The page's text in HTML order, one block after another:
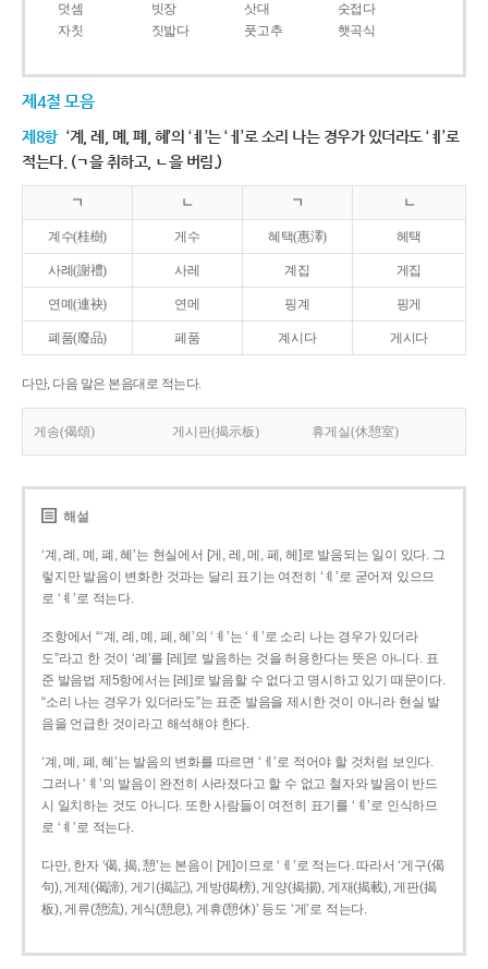
덧셈
빗장 삿대
숫접다
자칫
짓밟다 풋고추 햇곡식
제4절 모음
제8항 ‘계, 례, 몌, 폐, 혜’의 ‘ㅖ’는 ‘ㅔ’로 소리 나는 경우가 있더라도 ‘ㅖ’로
적는다. (ㄱ을 취하고, ㄴ을 버림.)
ㄱ ㄴ ㄱ ㄴ
계수(桂樹) 게수 혜택(惠澤) 헤택
사례(謝禮) 사레 계집 게집
연몌(連袂) 연메 핑계 핑게
폐품(廢品) 페품 계시다 게시다
다만, 다음 말은 본음대로 적는다.
게송(偈頌) 게시판(揭示板) 휴게실(休憩室)
해설
‘계, 례, 몌, 폐, 혜’는 현실에서 [게, 레, 메, 페, 헤]로 발음되는 일이 있다. 그
렇지만 발음이 변화한 것과는 달리 표기는 여전히 ‘ㅖ’로 굳어져 있으므
로 ‘ㅖ’로 적는다.
조항에서 “‘계, 례, 몌, 폐, 혜’의 ‘ㅖ’는 ‘ㅔ’로 소리 나는 경우가 있더라
도”라고 한 것이 ‘례’를 [레]로 발음하는 것을 허용한다는 뜻은 아니다. 표
준 발음법 제5항에서는 [레]로 발음할 수 없다고 명시하고 있기 때문이다.
“소리 나는 경우가 있더라도”는 표준 발음을 제시한 것이 아니라 현실 발
음을 언급한 것이라고 해석해야 한다.
‘계, 몌, 폐, 혜’는 발음의 변화를 따르면 ‘ㅔ’로 적어야 할 것처럼 보인다.
그러나 ‘ㅖ’의 발음이 완전히 사라졌다고 할 수 없고 철자와 발음이 반드
시 일치하는 것도 아니다. 또한 사람들이 여전히 표기를 ‘ㅖ’로 인식하므
로 ‘ㅖ’로 적는다.
다만, 한자 ‘偈, 揭, 憩’는 본음이 [게]이므로 ‘ㅔ’로 적는다. 따라서 ‘게구(偈
句), 게제(偈諦), 게기(揭記), 게방(揭榜), 게양(揭揚), 게재(揭載), 게판(揭
板), 게류(憩流), 게식(憩息), 게휴(憩休)’ 등도 ‘게’로 적는다.